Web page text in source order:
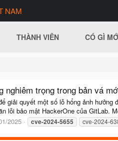
NAM
THÀNH VIÊN CÓ GÌ
nghiêm trọng trong bản vá
giải quyết một số lỗ hổng ảnh
lỗi bảo mật HackerOne của GitLab.
2025 cve-2024-5655 cve-2024-